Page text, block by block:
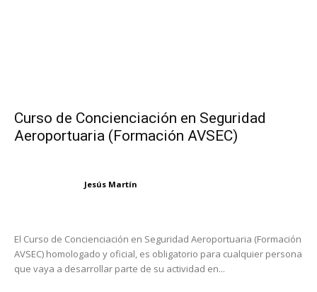
Curso de Concienciación en Seguridad
Aeroportuaria (Formación AVSEC)
Jesús Martín
El Curso de Concienciación en Seguridad Aeroportuaria (Formación
AVSEC) homologado y oficial, es obligatorio para cualquier persona
que vaya a desarrollar parte de su actividad en...